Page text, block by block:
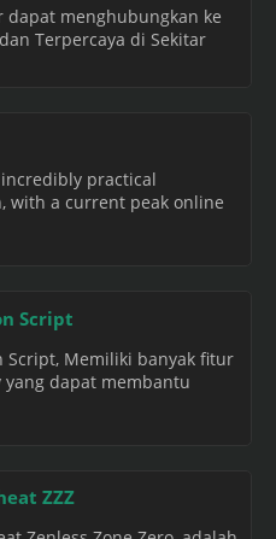
dapat menghubungkan ke
Terpercaya di Sekitar
incredibly practical
with a current peak online
Script
Script, Memiliki banyak fitur
yang dapat membantu
ZZZ